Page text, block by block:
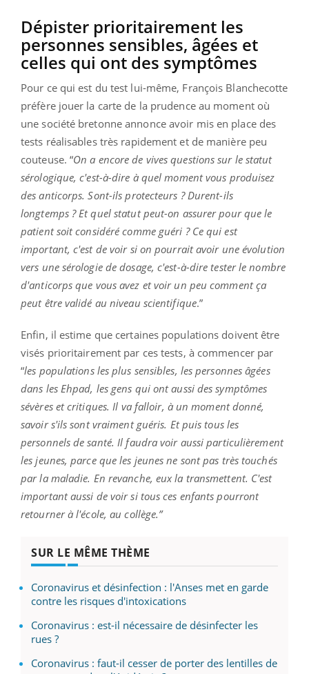
Dépister prioritairement les
personnes sensibles, âgées et
celles qui ont des symptômes
Pour ce qui est du test lui-même, François Blanchecotte
préfère jouer la carte de la prudence au moment où
une société bretonne annonce avoir mis en place des
tests réalisables très rapidement et de manière peu
couteuse. “On a encore de vives questions sur le statut
sérologique, c'est-à-dire à quel moment vous produisez
des anticorps. Sont-ils protecteurs ? Durent-ils
longtemps ? Et quel statut peut-on assurer pour que le
patient soit considéré comme guéri ? Ce qui est
important, c'est de voir si on pourrait avoir une évolution
vers une sérologie de dosage, c'est-à-dire tester le nombre
d'anticorps que vous avez et voir un peu comment ça
peut être validé au niveau scientifique.”
Enfin, il estime que certaines populations doivent être
visés prioritairement par ces tests, à commencer par
“les populations les plus sensibles, les personnes âgées
dans les Ehpad, les gens qui ont aussi des symptômes
sévères et critiques. Il va falloir, à un moment donné,
savoir s'ils sont vraiment guéris. Et puis tous les
personnels de santé. Il faudra voir aussi particulièrement
les jeunes, parce que les jeunes ne sont pas très touchés
par la maladie. En revanche, eux la transmettent. C'est
important aussi de voir si tous ces enfants pourront
retourner à l'école, au collège.”
SUR LE MÊME THÈME
Coronavirus et désinfection : l'Anses met en garde
contre les risques d'intoxications
Coronavirus : est-il nécessaire de désinfecter les
rues ?
Coronavirus : faut-il cesser de porter des lentilles de